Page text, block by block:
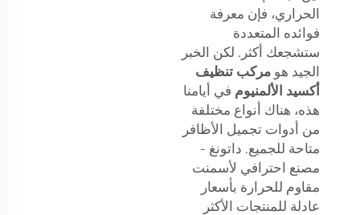
الحراري، فإن معرفة
فوائده المتعددة
ستشجعك أكثر. لكن الخبر
الجيد هو مركب تنظيف
أكسيد الألمنيوم في أيامنا
هذه، هناك أنواع مختلفة
من أدوات تجميل الأظافر
متاحة للجميع. داتونغ -
مصنع احترافي لأسمنت
مقاوم للحرارة بأسعار
عادلة للمنتجات الأكثر